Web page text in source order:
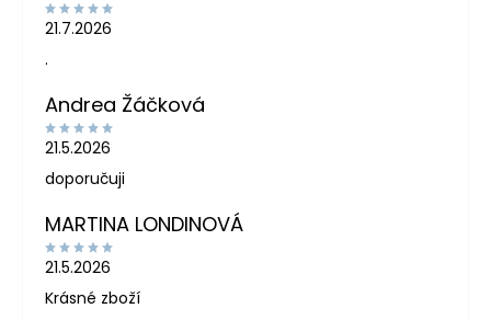
21.7.2026
.
Andrea Žáčková
21.5.2026
doporučuji
MARTINA LONDINOVÁ
21.5.2026
Krásné zboží